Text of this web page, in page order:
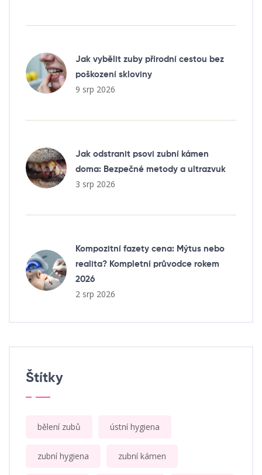
Jak vybělit zuby přírodní cestou bez
poškození skloviny
9 srp 2026
Jak odstranit psovi zubní kámen
doma: Bezpečné metody a ultrazvuk
3 srp 2026
Kompozitní fazety cena: Mýtus nebo
realita? Kompletní průvodce rokem
2026
2 srp 2026
Štítky
bělení zubů ústní hygiena
zubní hygiena zubní kámen